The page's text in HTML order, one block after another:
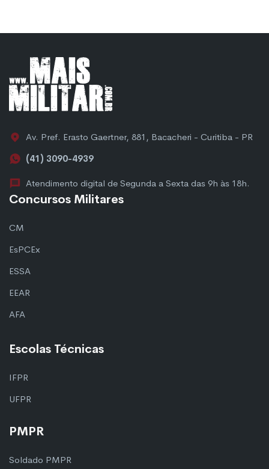
Av. Pref. Erasto Gaertner, 881, Bacacheri - Curitiba - PR
(41) 3090-4939
Atendimento digital de Segunda a Sexta das 9h às 18h.
Concursos Militares
CM
EsPCEx
ESSA
EEAR
AFA
Escolas Técnicas
IFPR
UFPR
PMPR
Soldado PMPR